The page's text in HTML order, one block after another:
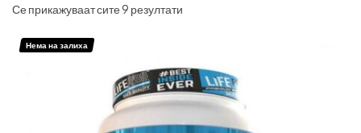
Се прикажуваат сите 9 резултати
Нема на залиха